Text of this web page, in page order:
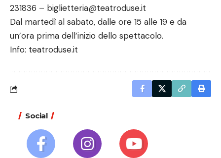
231836 – biglietteria@teatroduse.it
Dal martedì al sabato, dalle ore 15 alle 19 e da
un’ora prima dell’inizio dello spettacolo.
Info: teatroduse.it
Social